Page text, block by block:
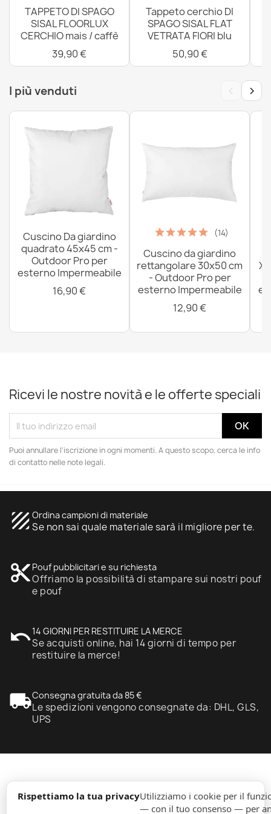
Rispettiamo la tua privacyUtilizziamo i cookie per il
— con il tuo consenso — per
TAPPETO DI SPAGO
SISAL FLOORLUX
CERCHIO mais / caffè
39,90 €
Tappeto cerchio DI
SPAGO SISAL FLAT
VETRATA FIORI blu
50,90 €
I più venduti ‹ ›
Cuscino Da giardino
quadrato 45x45 cm -
Outdoor Pro per
esterno Impermeabile
16,90 €
(14)
Cuscino da giardino
rettangolare 30x50 cm
- Outdoor Pro per
esterno Impermeabile
12,90 €
Ricevi le nostre novità e le offerte speciali
Puoi annullare l'iscrizione in ogni momenti. A questo scopo, cerca le info
di contatto nelle note legali.
texture Ordina campioni di materiale
Se non sai quale materiale sarà il migliore per te.
content_cut Pouf pubblicitari e su richiesta
Offriamo la possibilità di stampare sui nostri pouf
e pouf
undo14 GIORNI PER RESTITUIRE LA MERCE
Se acquisti online, hai 14 giorni di tempo per
restituire la merce!
local_shippingConsegna gratuita da 85 €
Le spedizioni vengono consegnate da: DHL, GLS,
UPS
expand_more